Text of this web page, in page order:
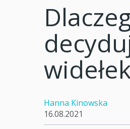
Hanna Kinowska
16.08.2021